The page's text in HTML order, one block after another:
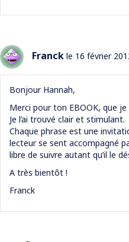
Franck le 16 février
Bonjour Hannah,
Merci pour ton EBOOK, que je
Je l’ai trouvé clair et stimulant.
Chaque phrase est une
lecteur se sent accompagné
libre de suivre autant qu’il le
A très bientôt !
Franck